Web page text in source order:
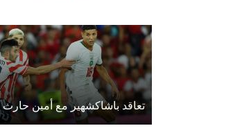
تعاقد باشاكشهير مع أمين حارث